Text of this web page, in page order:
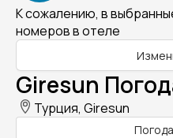
К сожалению, в
номеров в отеле
Giresun
Турция, Giresun